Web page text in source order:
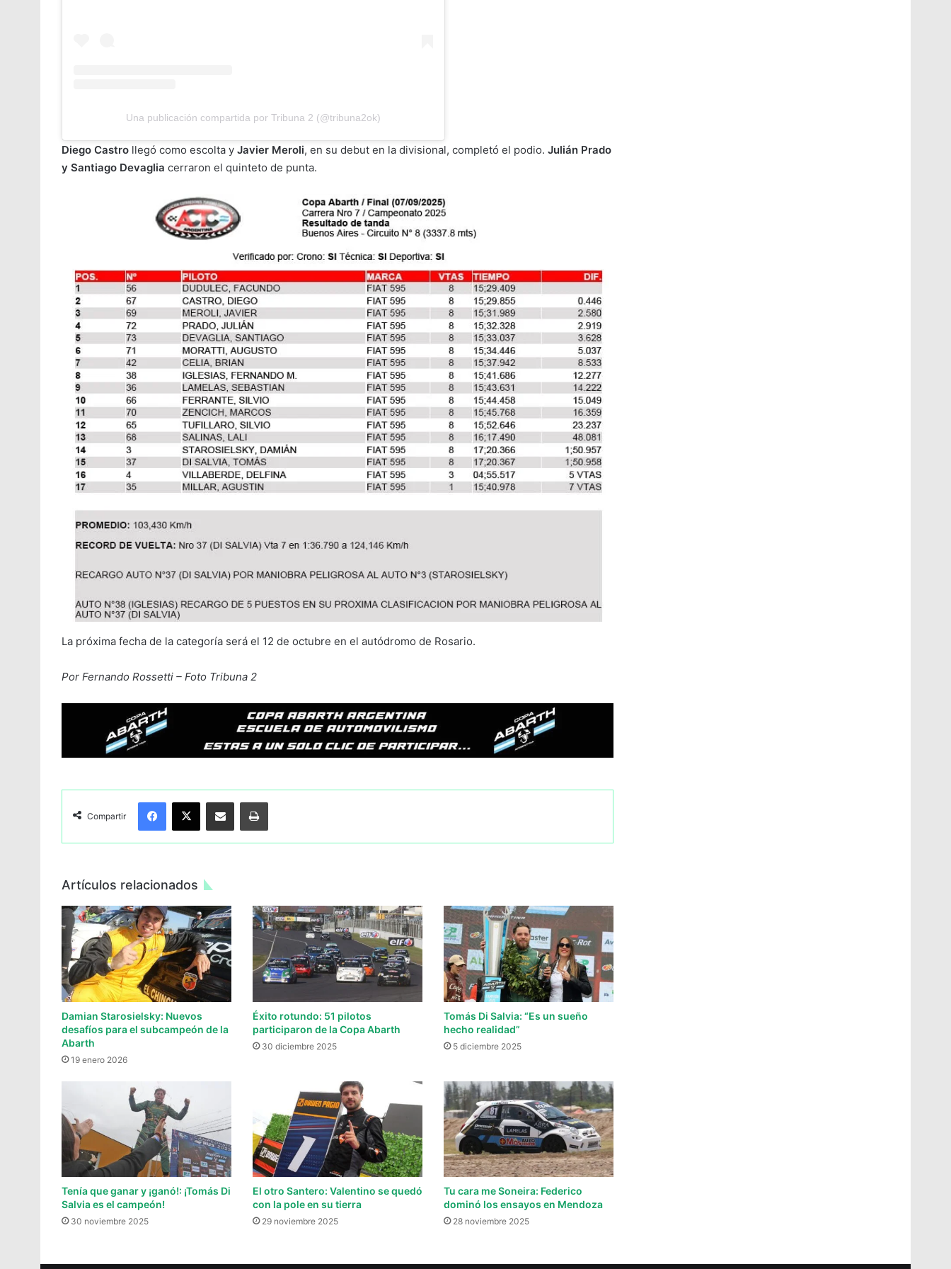
Una publicación compartida por Tribuna 2 (@tribuna2ok)
Diego Castro llegó como escolta y Javier Meroli, en su debut en la divisional, completó el podio. Julián Prado
y Santiago Devaglia cerraron el quinteto de punta.
La próxima fecha de la categoría será el 12 de octubre en el autódromo de Rosario.
Por Fernando Rossetti – Foto Tribuna 2
Compartir
Facebook
X Compartir por Email Imprimir
Artículos relacionados
Damian Starosielsky: Nuevos
desafíos para el subcampeón de la
Abarth
19 enero 2026
Éxito rotundo: 51 pilotos
participaron de la Copa Abarth
30 diciembre 2025
Tomás Di Salvia: “Es un sueño
hecho realidad”
5 diciembre 2025
Tenía que ganar y ¡ganó!: ¡Tomás Di
Salvia es el campeón!
30 noviembre 2025
El otro Santero: Valentino se quedó
con la pole en su tierra
29 noviembre 2025
Tu cara me Soneira: Federico
dominó los ensayos en Mendoza
28 noviembre 2025